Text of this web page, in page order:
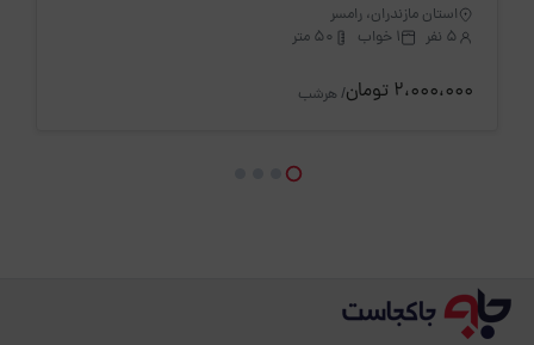
استان مازندران، رامسر
5 نفر
1 خواب 50 متر
2،000،000 تومان / هرشب